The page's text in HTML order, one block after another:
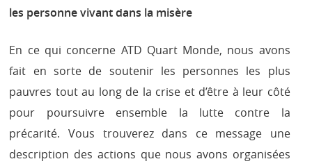
les personne vivant dans la misère
En ce qui concerne ATD Quart Monde, nous avons
fait en sorte de soutenir les personnes les plus
pauvres tout au long de la crise et d’être à leur côté
pour poursuivre ensemble la lutte contre la
précarité. Vous trouverez dans ce message une
description des actions que nous avons organisées